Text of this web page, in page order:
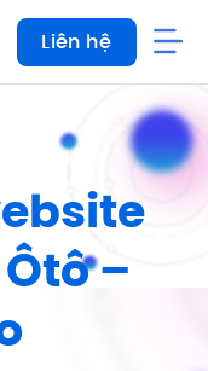
Liên hệ
–